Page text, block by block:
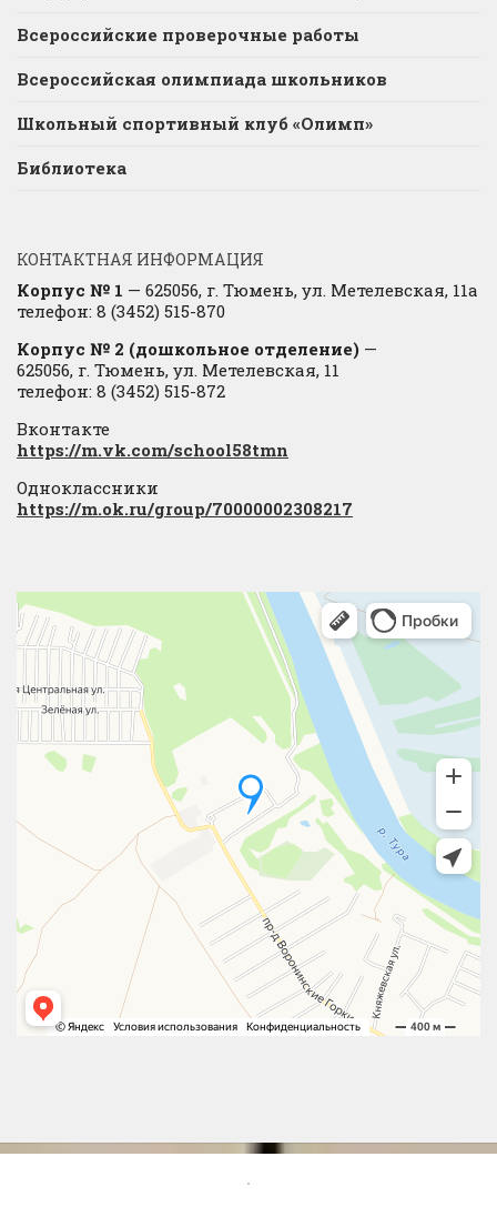
Всероссийские проверочные работы
Всероссийская олимпиада школьников
Школьный спортивный клуб «Олимп»
Библиотека
КОНТАКТНАЯ ИНФОРМАЦИЯ
Корпус № 1 — 625056, г. Тюмень, ул. Метелевская, 11а
телефон: 8 (3452) 515-870
Корпус № 2 (дошкольное отделение) —
625056, г. Тюмень, ул. Метелевская, 11
телефон: 8 (3452) 515-872
Вконтакте
https://m.vk.com/school58tmn
Одноклассники
https://m.ok.ru/group/70000002308217